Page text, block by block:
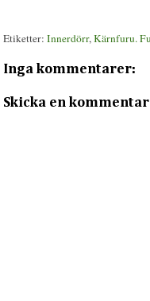
Etiketter: Innerdörr,Kärnfuru.
Inga kommentarer:
Skicka en kommentar